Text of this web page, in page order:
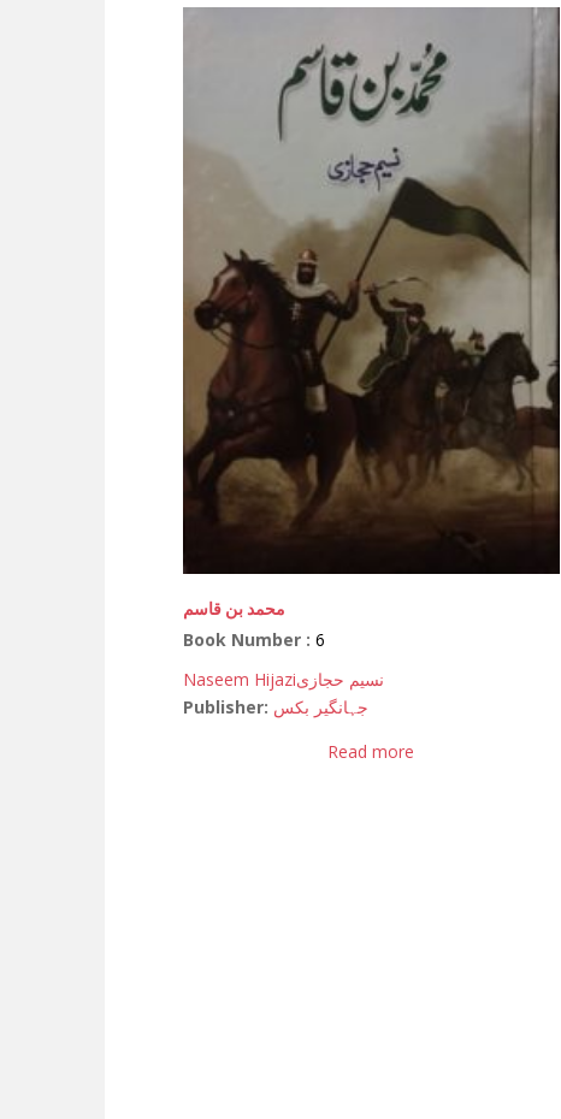
محمد بن قاسم
Book Number : 6
Naseem Hijaziنسیم حجازی
Publisher: جہانگیر بکس
Read more